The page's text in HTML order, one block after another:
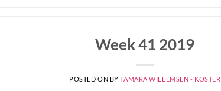
Week 41 2019
POSTED ON BYTAMARA WILLEMSEN - KOSTER